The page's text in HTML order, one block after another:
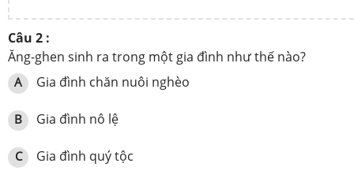
Câu 2 :
Ăng-ghen sinh ra trong một gia đình như thế nào?
A Gia đình chăn nuôi nghèo
B Gia đình nô lệ
C Gia đình quý tộc